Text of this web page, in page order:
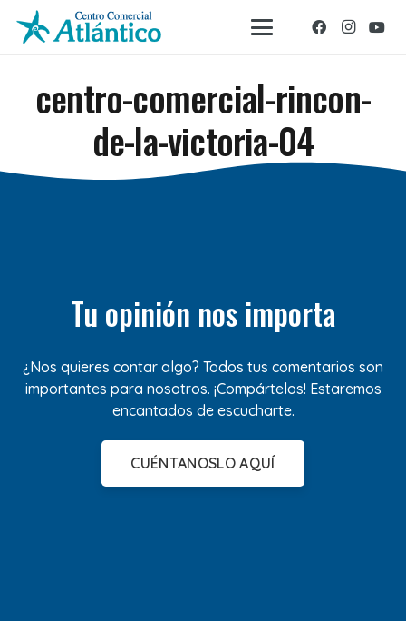
centro-comercial-rincon-
de-la-victoria-04
Tu opinión nos importa
¿Nos quieres contar algo? Todos tus comentarios son
importantes para nosotros. ¡Compártelos! Estaremos
encantados de escucharte.
CUÉNTANOSLO AQUÍ